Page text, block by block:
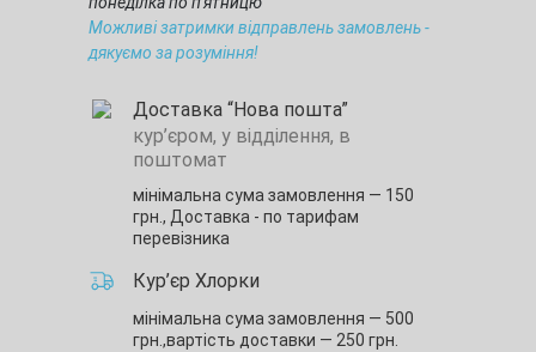
Можливі затримки відправлень замовлень -
дякуємо за розуміння!
Доставка “Нова пошта”
кур’єром, у відділення, в
поштомат
мінімальна сума замовлення — 150
грн., Доставка - по тарифам
перевізника
Кур’єр Хлорки
мінімальна сума замовлення — 500
грн.,вартість доставки — 250 грн.